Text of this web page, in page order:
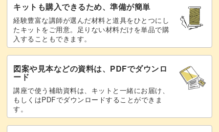
キットも購入できるため、準備が簡単
経験豊富な講師が選んだ材料と道具をひとつにし
たキットをご用意。足りない材料だけを単品で購
入することもできます。
図案や見本などの資料は、PDFでダウンロ
ード
講座で使う補助資料は、キットと一緒にお届け、
もしくはPDFでダウンロードすることができま
す。